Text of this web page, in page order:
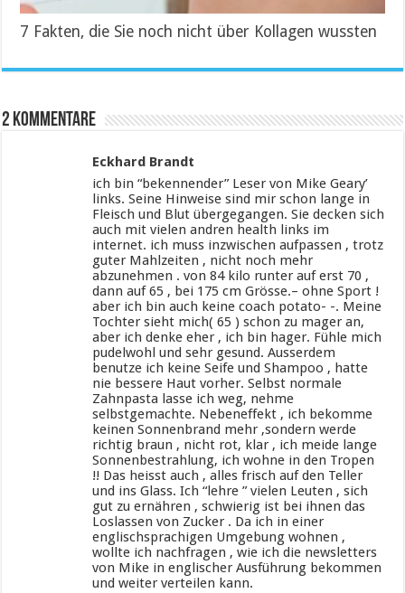
7 Fakten, die Sie noch nicht über Kollagen wussten
2 Kommentare
Eckhard Brandt
ich bin “bekennender” Leser von Mike Geary’
links. Seine Hinweise sind mir schon lange in
Fleisch und Blut übergegangen. Sie decken sich
auch mit vielen andren health links im
internet. ich muss inzwischen aufpassen , trotz
guter Mahlzeiten , nicht noch mehr
abzunehmen . von 84 kilo runter auf erst 70 ,
dann auf 65 , bei 175 cm Grösse.– ohne Sport !
aber ich bin auch keine coach potato- -. Meine
Tochter sieht mich( 65 ) schon zu mager an,
aber ich denke eher , ich bin hager. Fühle mich
pudelwohl und sehr gesund. Ausserdem
benutze ich keine Seife und Shampoo , hatte
nie bessere Haut vorher. Selbst normale
Zahnpasta lasse ich weg, nehme
selbstgemachte. Nebeneffekt , ich bekomme
keinen Sonnenbrand mehr ,sondern werde
richtig braun , nicht rot, klar , ich meide lange
Sonnenbestrahlung, ich wohne in den Tropen
!! Das heisst auch , alles frisch auf den Teller
und ins Glass. Ich “lehre ” vielen Leuten , sich
gut zu ernähren , schwierig ist bei ihnen das
Loslassen von Zucker . Da ich in einer
englischsprachigen Umgebung wohnen ,
wollte ich nachfragen , wie ich die newsletters
von Mike in englischer Ausführung bekommen
und weiter verteilen kann.